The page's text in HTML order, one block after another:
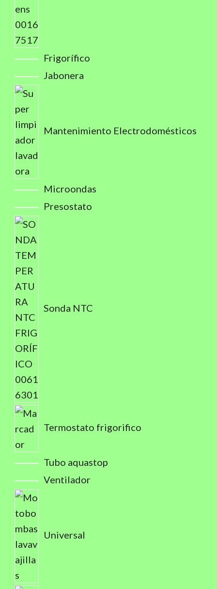
Frigorífico
Jabonera
Mantenimiento Electrodomésticos
Microondas
Presostato
Sonda NTC
Termostato frigorifico
Tubo aquastop
Ventilador
Universal